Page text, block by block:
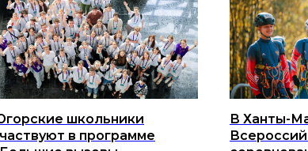
школьники
в программе
В Ханты-